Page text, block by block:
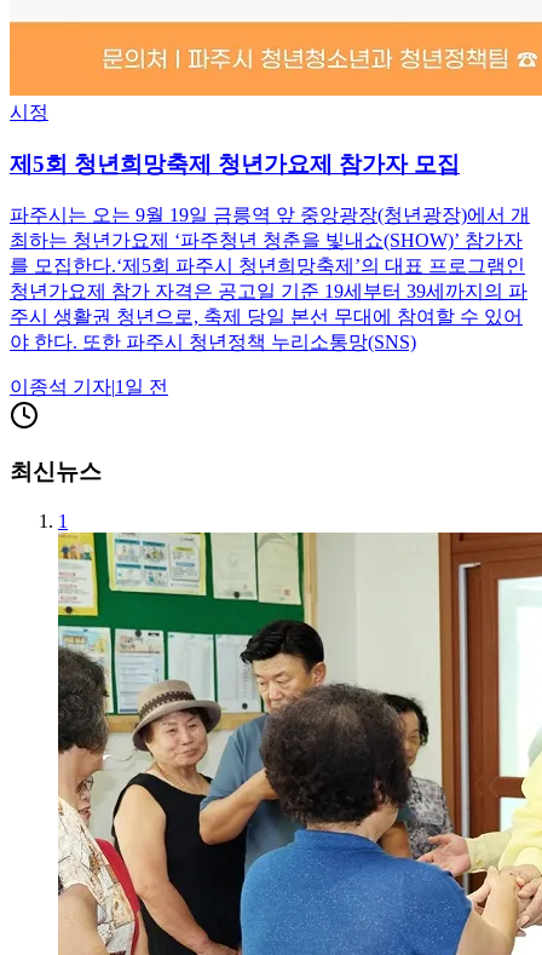
시정
제5회 청년희망축제 청년가요제 참가자 모집
파주시는 오는 9월 19일 금릉역 앞 중앙광장(청년광장)에서 개
최하는 청년가요제 ‘파주청년 청춘을 빛내쇼(SHOW)’ 참가자
를 모집한다.‘제5회 파주시 청년희망축제’의 대표 프로그램인
청년가요제 참가 자격은 공고일 기준 19세부터 39세까지의 파
주시 생활권 청년으로, 축제 당일 본선 무대에 참여할 수 있어
야 한다. 또한 파주시 청년정책 누리소통망(SNS)
이종석 기자|1일 전
최신뉴스
1